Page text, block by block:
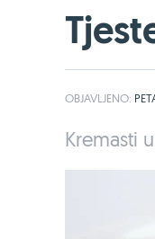
OBJAVLJENO:
Kremasti